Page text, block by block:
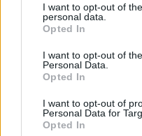
I want to opt-out of
personal data.
Opted In
I want to opt-out of
Personal Data.
Opted In
I want to opt-out of
Personal Data for
Opted In
da quelle che
quel momento: il
verrà celebrata
secondo film sulla
Machintosh, Steve
Infine, 20 anni fa